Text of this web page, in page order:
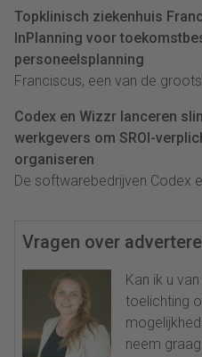
Topklinisch ziekenhuis
InPlanning voor
personeelsplanning
Franciscus, een van de
Codex en Wizzr lanceren
werkgevers om SROI-
organiseren
De softwarebedrijven Codex
Vragen over
Kan ik u
toelichting
neem